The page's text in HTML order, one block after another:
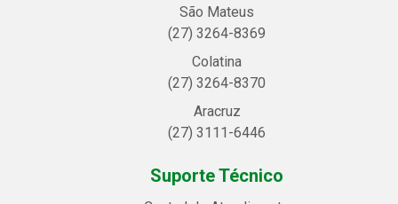
São Mateus
(27) 3264-8369
Colatina
(27) 3264-8370
Aracruz
(27) 3111-6446
Suporte Técnico